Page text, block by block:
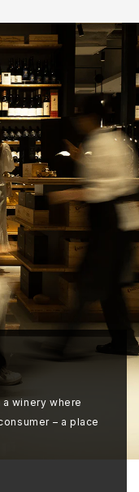
winery where
– a place